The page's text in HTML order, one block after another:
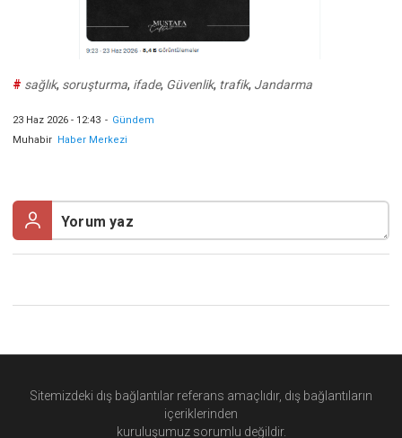
# sağlık, soruşturma, ifade, Güvenlik, trafik, Jandarma
23 Haz 2026 - 12:43 - Gündem
Muhabir Haber Merkezi
Sitemizdeki dış bağlantılar referans amaçlıdır, dış bağlantıların
içeriklerinden
kuruluşumuz sorumlu değildir.